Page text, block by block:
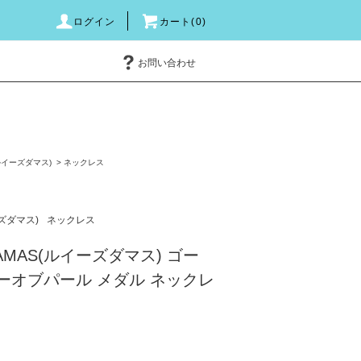
ログイン カート(0)
お問い合わせ
ーズダマス) > ネックレス
ダマス) ネックレス
ルイーズダマス) ゴー
オブパール メダル ネックレ